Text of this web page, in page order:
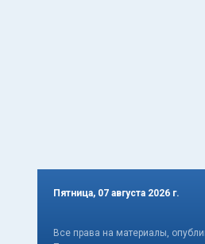
Пятница, 07 августа 2026 г.
Все права на материалы,